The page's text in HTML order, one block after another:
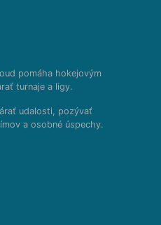
pomáha hokejovým
turnaje a ligy.
udalosti, pozývať
a osobné úspechy.